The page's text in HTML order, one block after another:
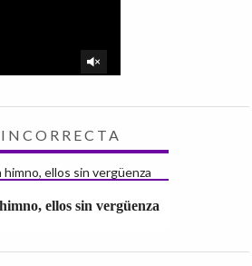
ellos sin vergüenza